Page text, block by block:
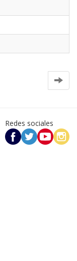
Redes sociales